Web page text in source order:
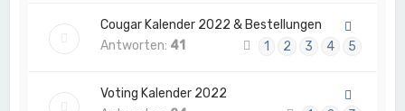
Cougar Kalender 2022 & Bestellungen
Antworten: 41 1 2 3 4 5
Voting Kalender 2022